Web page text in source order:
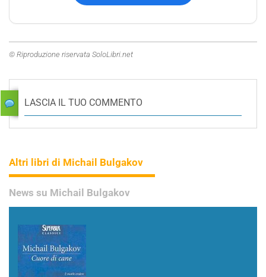
© Riproduzione riservata SoloLibri.net
LASCIA IL TUO COMMENTO
Altri libri di Michail Bulgakov
News su Michail Bulgakov